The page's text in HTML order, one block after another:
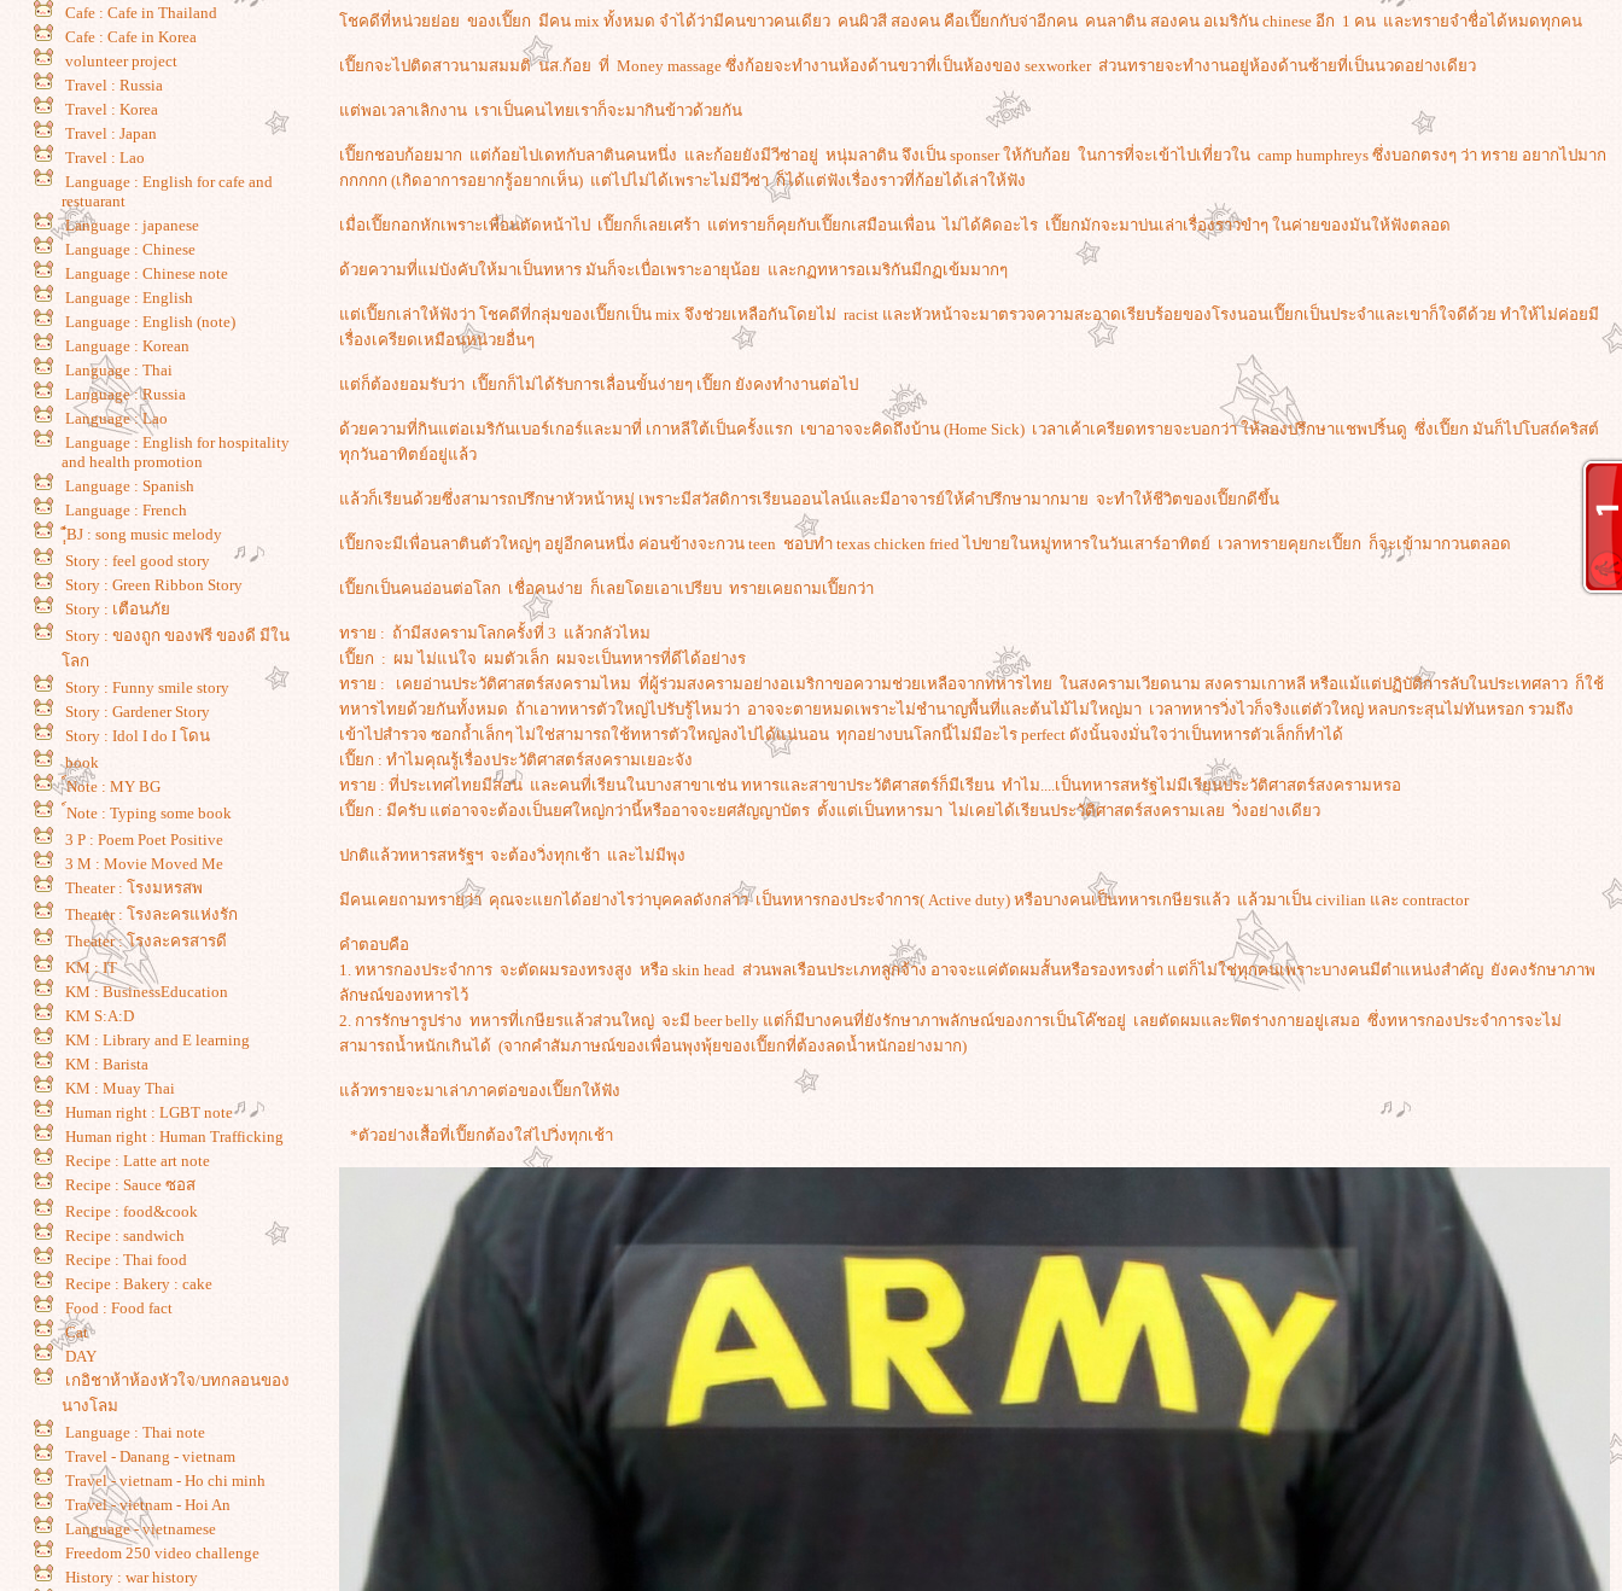
Cafe : Cafe in Thailand
Cafe : Cafe in Korea
volunteer project
Travel : Russia
Travel : Korea
Travel : Japan
Travel : Lao
Language : English for cafe and
restuarant
Language : japanese
Language : Chinese
Language : Chinese note
Language : English
Language : English (note)
Language : Korean
Language : Thai
Language : Russia
Language : Lao
Language : English for hospitality
and health promotion
Language : Spanish
Language : French
ฺ์ฺ๋BJ : song music melody
Story : feel good story
Story : Green Ribbon Story
Story : เตือนภั
Story : ของถูก ของฟรี ของดี มีใน
ลก
Story : Funny smile story
Story : Gardener Story
Story : Idol I do I โดน
book
์Note : MY BG
์Note : Typing some book
3 P : Poem Poet Positive
3 M : Movie Moved Me
Theater : โรงมหรสพ
Theater : โรงละครแห่งรัก
Theater : โรงละครสารดี
KM : IT
KM : BusinessEducation
KM S:A:D
KM : Library and E learning
KM : Barista
KM : Muay Thai
Human right : LGBT note
Human right : Human Trafficking
Recipe : Latte art note
Recipe : Sauce ซอส
Recipe : food&cook
Recipe : sandwich
Recipe : Thai food
Recipe : Bakery : cake
Food : Food fact
Cat
DAY
เกอิชาห้าห้องหัวใจ/บทกลอนของ
นางโลม
Language : Thai note
Travel - Danang - vietnam
Travel - vietnam - Ho chi minh
Travel - vietnam - Hoi An
Language - vietnamese
Freedom 250 video challenge
History : war history
ชคดีที่หน่วยย่อย ของเปี๊ยก มีคน mix ทั้งหมด จำได้ว่ามีคนขาวคนเดียว คนผิวสี สองคน คือเปี๊ยกกับจ่าอีกคน คนลาติน สองคน อเมริกัน chinese อีก 1 คน และทรายจำชื่อได้หมดทุกคน
เปี๊ยกจะไปติดสาวนามสมมติ นส.ก้อย ที่ Money massage ซึ่งก้อยจะทำงานห้องด้านขวาที่เป็นห้องของ sexworker ส่วนทรายจะทำงานอยู่ห้องด้านซ้ายที่เป็นนวดอย่างเดียว
ต่พอเวลาเลิกงาน เราเป็นคนไทยเราก็จะมากินข้าวด้วยกัน
เปี๊ยกชอบก้อยมาก แต่ก้อยไปเดทกับลาตินคนหนึ่ง และก้อยยังมีวีซ่าอยู่ หนุ่มลาติน จึงเป็น sponser ให้กับก้อย ในการที่จะเข้าไปเที่ยวใน camp humphreys ซึ่งบอกตรงๆ ว่า ทราย อยากไปมาก
กกกกก (เกิดอาการอยากรู้อยากเห็น) แต่ไปไม่ได้เพราะไม่มีวีซ่า ก็ได้แต่ฟังเรื่องราวที่ก้อยได้เล่าให้ฟัง
เมื่อเปี๊ยกอกหักเพราะเพื่อนตัดหน้าไป เปี๊ยกก็เลยเศร้า แต่ทรายก็คุยกับเปี๊ยกเสมือนเพื่อน ไม่ได้คิดอะไร เปี๊ยกมักจะมาบ่นเล่าเรื่องราวขำๆ ในค่ายของมันให้ฟังตลอด
ด้วยความที่แม่บังคับให้มาเป็นทหาร มันก็จะเบื่อเพราะอายุน้อย และกฏทหารอเมริกันมีกฏเข้มมากๆ
ต่เปี๊ยกเล่าให้ฟังว่า โชคดีที่กลุ่มของเปี๊ยกเป็น mix จึงช่วยเหลือกันโดยไม่ racist และหัวหน้าจะมาตรวจความสะอาดเรียบร้อยของโรงนอนเปี๊ยกเป็นประจำและเขาก็ใจดีด้วย ทำให้ไม่ค่อยมี
เรื่องเครียดเหมือนหน่วยอื่นๆ
ต่ก็ต้องยอมรับว่า เปี๊ยกก็ไม่ได้รับการเลื่อนขั้นง่ายๆ เปี๊ยก ยังคงทำงานต่อไป
ด้วยความที่กินแต่อเมริกันเบอร์เกอร์และมาที่ เกาหลีใต้เป็นครั้งแรก เขาอาจจะคิดถึงบ้าน (Home Sick) เวลาเค้าเครียดทรายจะบอกว่า ให้ลองปรึกษาแชพปริ้นดู ซึ่งเปี๊ยก มันก็ไปโบสถ์คริสต์
ทุกวันอาทิตย์อยู่แล้ว
ล้วก็เรียนด้วยซึ่งสามารถปรึกษาหัวหน้าหมู่ เพราะมีสวัสดิการเรียนออนไลน์และมีอาจารย์ให้คำปรึกษามากมาย จะทำให้ชีวิตของเปี๊ยกดีขึ้น
เปี๊ยกจะมีเพื่อนลาตินตัวใหญ่ๆ อยู่อีกคนหนึ่ง ค่อนข้างจะกวน teen ชอบทำ texas chicken fried ไปขายในหมู่ทหารในวันเสาร์อาทิตย์ เวลาทรายคุยกะเปี๊ยก ก็จะเข้ามากวนตลอด
เปี๊ยกเป็นคนอ่อนต่อโลก เชื่อคนง่าย ก็เลยโดยเอาเปรียบ ทรายเคยถามเปี๊ยกว่า
ทราย : ถ้ามีสงครามโลกครั้งที่ 3 แล้วกลัวไหม
เปี๊ยก : ผม ไม่แน่ใจ ผมตัวเล็ก ผมจะเป็นทหารที่ดีได้อย่างร
ทราย : เคยอ่านประวัติศาสตร์สงครามไหม ที่ผู้ร่วมสงครามอย่างอเมริกาขอความช่วยเหลือจากทหารไทย ในสงครามเวียดนาม สงครามเกาหลี หรือแม้แต่ปฏิบัติการลับในประเทศลาว ก็ใช้
ทหารไทยด้วยกันทั้งหมด ถ้าเอาทหารตัวใหญ่ไปรับรู้ไหมว่า อาจจะตายหมดเพราะไม่ชำนาญพื้นที่และต้นไม้ไม่ใหญ่มา เวลาทหารวิ่งไวก็จริงแต่ตัวใหญ่ หลบกระสุนไม่ทันหรอก รวมถึง
เข้าไปสำรวจ ซอกถ้ำเล็กๆ ไม่ใช่สามารถใช้ทหารตัวใหญ่ลงไปได้แน่นอน ทุกอย่างบนโลกนี้ไม่มีอะไร perfect ดังนั้นจงมั่นใจว่าเป็นทหารตัวเล็กก็ทำได้
เปี๊ยก : ทำไมคุณรู้เรื่องประวัติศาสตร์สงครามเยอะจัง
ทราย : ที่ประเทศไทยมีสอน และคนที่เรียนในบางสาขาเช่น ทหารและสาขาประวัติศาสตร์ก็มีเรียน ทำไม....เป็นทหารสหรัฐไม่มีเรียนประวัติศาสตร์สงครามหรอ
เปี๊ยก : มีครับ แต่อาจจะต้องเป็นยศใหญ่กว่านี้หรืออาจจะยศสัญญาบัตร ตั้งแต่เป็นทหารมา ไม่เคยได้เรียนประวัติศาสตร์สงครามเลย วิ่งอย่างเดียว
ปกติแล้วทหารสหรัฐฯ จะต้องวิ่งทุกเช้า และไม่มีพุง
มีคนเคยถามทรายว่า คุณจะแยกได้อย่างไรว่าบุคคลดังกล่าว เป็นทหารกองประจำการ( Active duty) หรือบางคนเป็นทหารเกษียรแล้ว แล้วมาเป็น civilian และ contractor
คำตอบคือ
1. ทหารกองประจำการ จะตัดผมรองทรงสูง หรือ skin head ส่วนพลเรือนประเภทลูกจ้าง อาจจะแค่ตัดผมสั้นหรือรองทรงต่ำ แต่ก็ไม่ใช่ทุกคนเพราะบางคนมีตำแหน่งสำคัญ ยังคงรักษาภาพ
ลักษณ์ของทหารไว้
2. การรักษารูปร่าง ทหารที่เกษียรแล้วส่วนใหญ่ จะมี beer belly แต่ก็มีบางคนที่ยังรักษาภาพลักษณ์ของการเป็นโค๊ชอยู่ เลยตัดผมและฟิตร่างกายอยู่เสมอ ซึ่งทหารกองประจำการจะไม่
สามารถน้ำหนักเกินได้ (จากคำสัมภาษณ์ของเพื่อนพุงพุ้ยของเปี๊ยกที่ต้องลดน้ำหนักอย่างมาก)
ล้วทรายจะมาเล่าภาคต่อของเปี๊ยกให้ฟัง
*ตัวอย่างเสื้อที่เปี๊ยกต้องใส่ไปวิ่งทุกเช้า